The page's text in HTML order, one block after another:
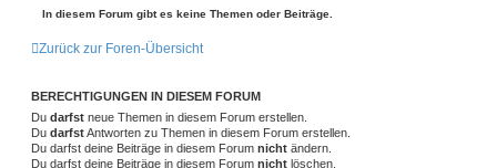
In diesem Forum gibt es keine Themen oder Beiträge.
Zurück zur Foren-Übersicht
BERECHTIGUNGEN IN DIESEM FORUM
Du darfst neue Themen in diesem Forum erstellen.
Du darfstAntworten zu Themen in diesem Forum erstellen.
Du darfst deine Beiträge in diesem Forum nicht ändern.
Du darfst deine Beiträge in diesem Forum nicht löschen.